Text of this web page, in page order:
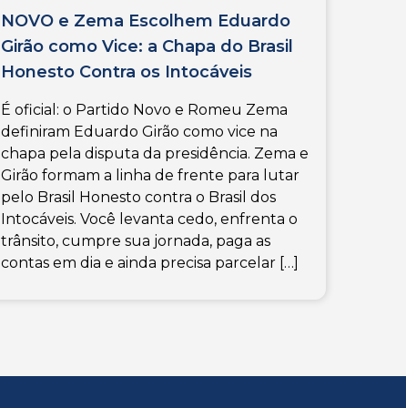
NOVO e Zema Escolhem Eduardo
Girão como Vice: a Chapa do Brasil
Honesto Contra os Intocáveis
É oficial: o Partido Novo e Romeu Zema
definiram Eduardo Girão como vice na
chapa pela disputa da presidência. Zema e
Girão formam a linha de frente para lutar
pelo Brasil Honesto contra o Brasil dos
Intocáveis. Você levanta cedo, enfrenta o
trânsito, cumpre sua jornada, paga as
contas em dia e ainda precisa parcelar […]